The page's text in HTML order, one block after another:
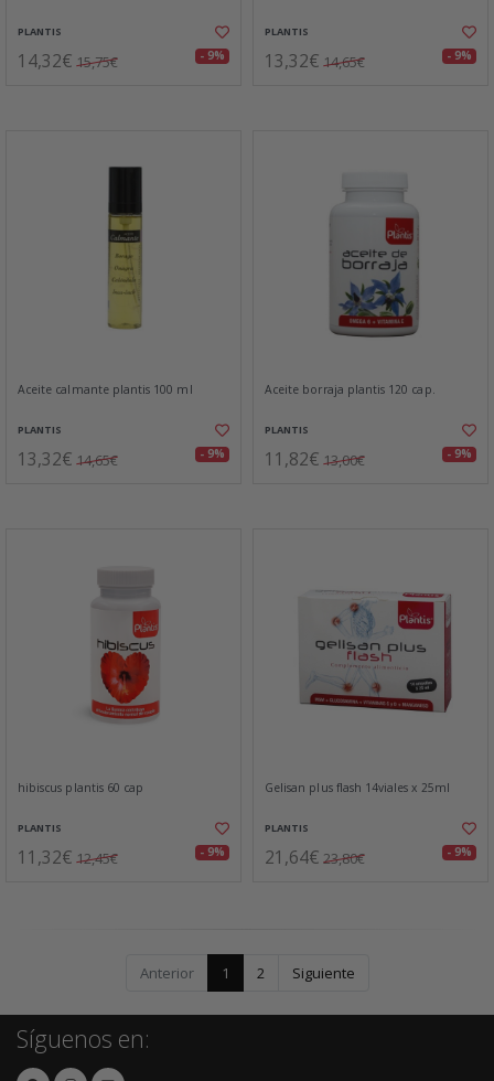
PLANTIS
14,32€ 15,75€ - 9%
PLANTIS
13,32€ 14,65€ - 9%
Aceite calmante plantis 100 ml
PLANTIS
13,32€ 14,65€ - 9%
Aceite borraja plantis 120 cap.
PLANTIS
11,82€ 13,00€ - 9%
hibiscus plantis 60 cap
PLANTIS
11,32€ 12,45€ - 9%
Gelisan plus flash 14viales x 25ml
PLANTIS
21,64€ 23,80€ - 9%
Anterior 1 2 Siguiente
Síguenos en: